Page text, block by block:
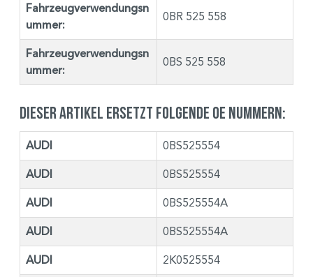
Fahrzeugverwendungsn
ummer:
0BR 525 558
Fahrzeugverwendungsn
ummer:
0BS 525 558
Dieser Artikel ersetzt folgende OE Nummern:
AUDI 0BS525554
AUDI 0BS525554
AUDI 0BS525554A
AUDI 0BS525554A
AUDI 2K0525554